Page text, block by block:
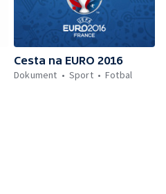
Cesta na EURO 2016
Dokument
Sport Fotbal